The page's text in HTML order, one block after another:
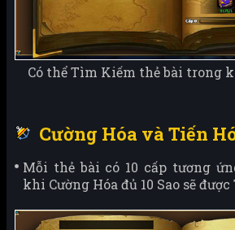
Có thể Tìm Kiếm thẻ bài trong
Cường Hóa và Tiến
Mỗi thẻ bài có 10 cấp tương
khi Cường Hóa đủ 10 Sao sẽ được